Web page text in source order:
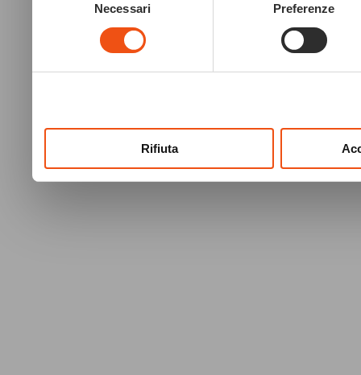
con altre informazioni
raccolto dal tuo utilizzo
Necessari Preferenze
Rifiuta